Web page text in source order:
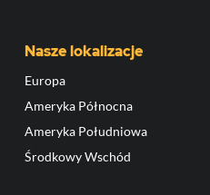
Nasze lokalizacje
Europa
Ameryka Północna
Ameryka Południowa
Środkowy Wschód